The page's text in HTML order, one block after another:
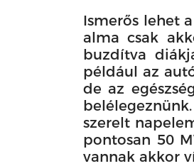
Ismerős lehet
alma csak
buzdítva
például az
de az
szerelt
pontosan 50
vannak akkor